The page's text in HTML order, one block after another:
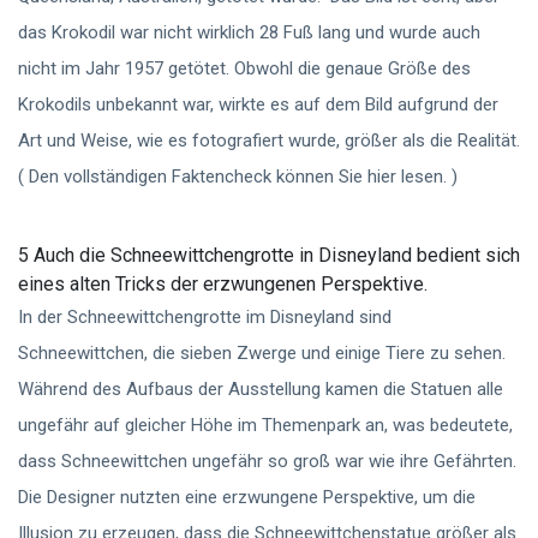
das Krokodil war nicht wirklich 28 Fuß lang und wurde auch
nicht im Jahr 1957 getötet. Obwohl die genaue Größe des
Krokodils unbekannt war, wirkte es auf dem Bild aufgrund der
Art und Weise, wie es fotografiert wurde, größer als die Realität.
( Den vollständigen Faktencheck können Sie hier lesen. )
5 Auch die Schneewittchengrotte in Disneyland bedient sich
eines alten Tricks der erzwungenen Perspektive.
In der Schneewittchengrotte im Disneyland sind
Schneewittchen, die sieben Zwerge und einige Tiere zu sehen.
Während des Aufbaus der Ausstellung kamen die Statuen alle
ungefähr auf gleicher Höhe im Themenpark an, was bedeutete,
dass Schneewittchen ungefähr so ​​groß war wie ihre Gefährten.
Die Designer nutzten eine erzwungene Perspektive, um die
Illusion zu erzeugen, dass die Schneewittchenstatue größer als